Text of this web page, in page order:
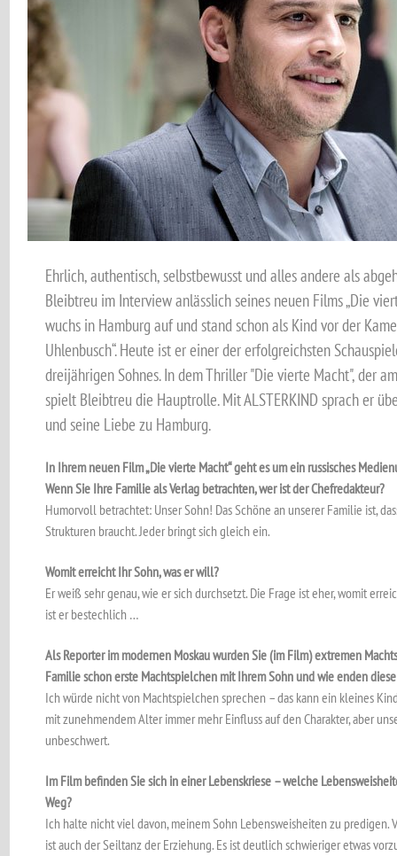
Ehrlich, authentisch, selbstbewusst und alles andere als
Bleibtreu im Interview anlässlich seines neuen Films „Die
wuchs in Hamburg auf und stand schon als Kind vor der
Uhlenbusch“. Heute ist er einer der erfolgreichsten
dreijährigen Sohnes. In dem Thriller "Die vierte Macht", der
spielt Bleibtreu die Hauptrolle. Mit ALSTERKIND sprach er
und seine Liebe zu Hamburg.
In Ihrem neuen Film „Die vierte Macht“ geht es um ein russisches
Wenn Sie Ihre Familie als Verlag betrachten, wer ist der Chefredakteur?
Humorvoll betrachtet: Unser Sohn! Das Schöne an unserer Familie ist,
Strukturen braucht. Jeder bringt sich gleich ein.
Womit erreicht Ihr Sohn, was er will?
Er weiß sehr genau, wie er sich durchsetzt. Die Frage ist eher, womit
ist er bestechlich …
Als Reporter im modernen Moskau wurden Sie (im Film) extremen
Familie schon erste Machtspielchen mit Ihrem Sohn und wie enden
Ich würde nicht von Machtspielchen sprechen – das kann ein kleines
mit zunehmendem Alter immer mehr Einfluss auf den Charakter, aber
unbeschwert.
Im Film befinden Sie sich in einer Lebenskriese – welche
Weg?
Ich halte nicht viel davon, meinem Sohn Lebensweisheiten zu predigen.
ist auch der Seiltanz der Erziehung. Es ist deutlich schwieriger etwas